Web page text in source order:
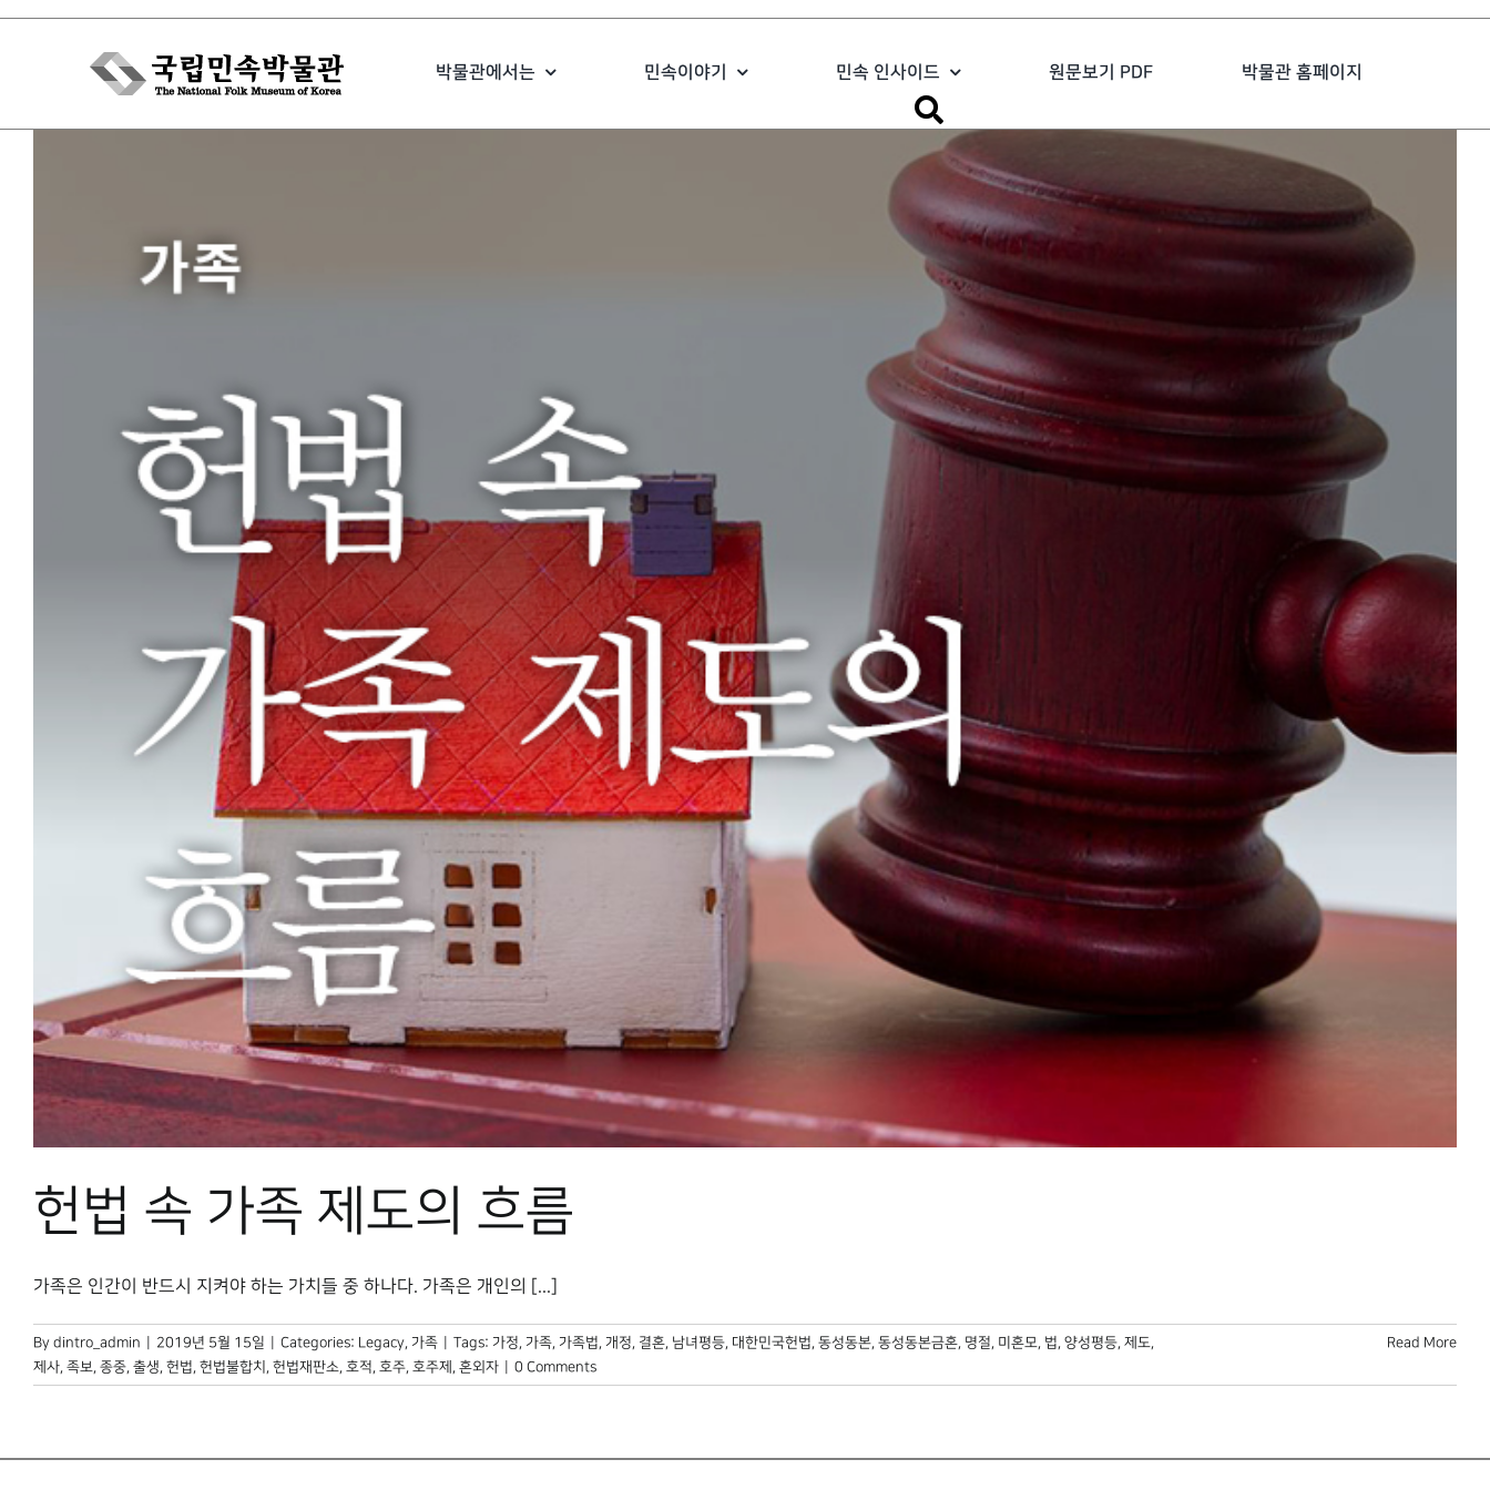
Skip
박물관에서는 민속이야기 민속 인사이드 원문보기 PDF 박물관 홈페이지
헌법 속 가족 제도의 흐름
가족은 인간이 반드시 지켜야 하는 가치들 중 하나다. 가족은 개인의 [...]
By dintro_admin 2019년 5월 15일 Categories: Legacy, 가족 Tags: 가정, 가족, 가족법, 개정, 결혼, 남녀평등, 대한민국헌법, 동성동본, 동성동본금혼, 명절, 미혼모, 법, 양성평등, 제도,
제사, 족보, 종중, 출생, 헌법, 헌법불합치 , 헌법재판소, 호적, 호주, 호주제 , 혼외자 0 Comments
Read More